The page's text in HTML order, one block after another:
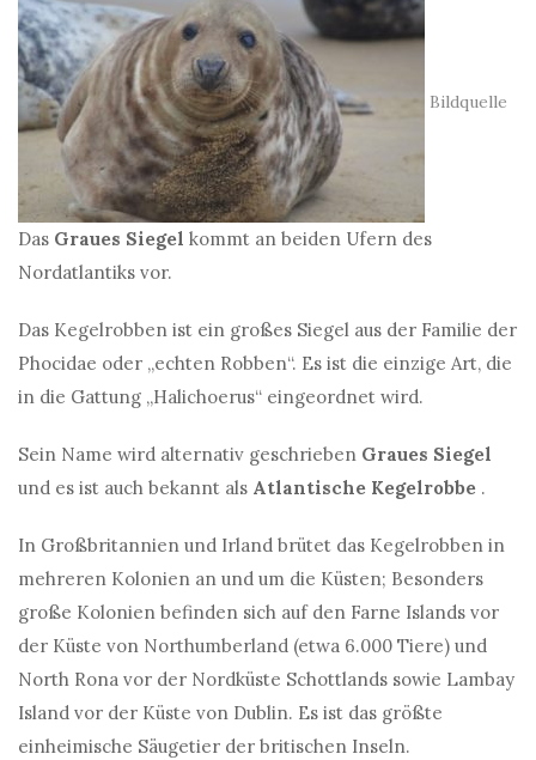
Bildquelle
Das Graues Siegel kommt an beiden Ufern des
Nordatlantiks vor.
Das Kegelrobben ist ein großes Siegel aus der Familie der
Phocidae oder „echten Robben“. Es ist die einzige Art, die
in die Gattung „Halichoerus“ eingeordnet wird.
Sein Name wird alternativ geschrieben Graues Siegel
und es ist auch bekannt als Atlantische Kegelrobbe .
In Großbritannien und Irland brütet das Kegelrobben in
mehreren Kolonien an und um die Küsten; Besonders
große Kolonien befinden sich auf den Farne Islands vor
der Küste von Northumberland (etwa 6.000 Tiere) und
North Rona vor der Nordküste Schottlands sowie Lambay
Island vor der Küste von Dublin. Es ist das größte
einheimische Säugetier der britischen Inseln.